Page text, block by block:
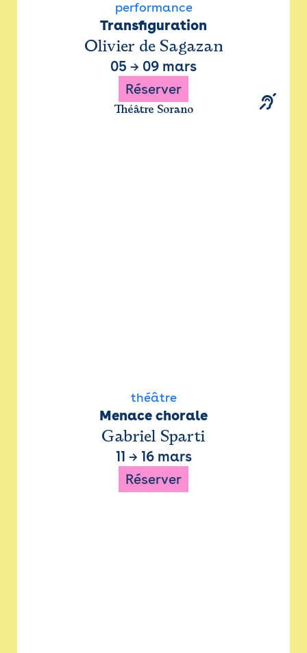
performance
Transfiguration
Olivier de Sagazan
05 → 09 mars
Réserver
Théâtre Sorano
théâtre
Menace chorale
Gabriel Sparti
11 → 16 mars
Réserver